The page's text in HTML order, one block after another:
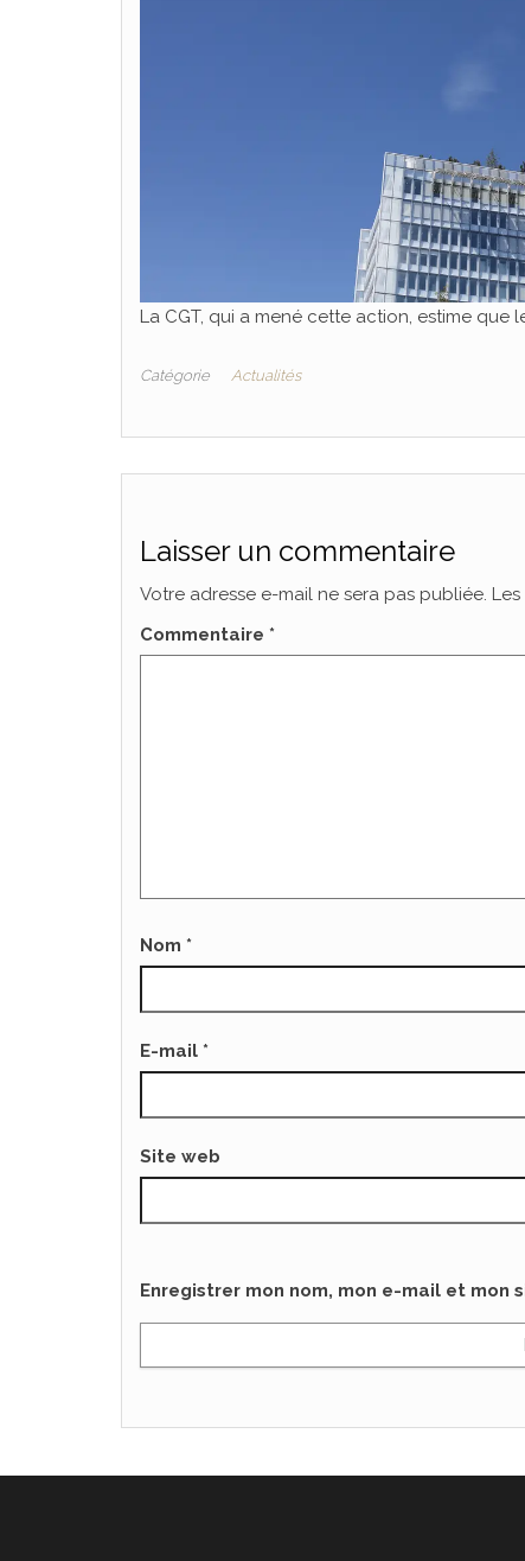
La CGT, qui a mené cette action, estime que
Catégorie Actualités
Laisser un commentaire
Votre adresse e-mail ne sera pas publiée.
Commentaire *
Nom *
E-mail *
Site web
Enregistrer mon nom, mon e-mail et